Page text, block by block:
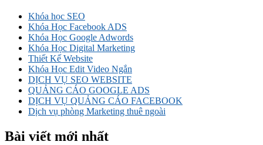
Khóa học SEO
Khóa Học Facebook ADS
Khóa Học Google Adwords
Khóa Học Digital Marketing
Thiết Kế Website
Khóa Học Edit Video Ngắn
DỊCH VỤ SEO WEBSITE
QUẢNG CÁO GOOGLE ADS
DỊCH VỤ QUẢNG CÁO FACEBOOK
Dịch vụ phòng Marketing thuê ngoài
Bài viết mới nhất